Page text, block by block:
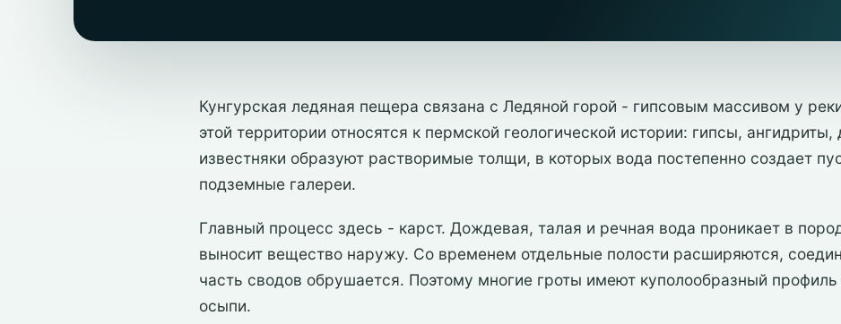
Кунгурская ледяная пещера связана с Ледяной горой - гипсовым массивом у
этой территории относятся к пермской геологической истории: гипсы,
известняки образуют растворимые толщи, в которых вода постепенно создает
подземные галереи.
Главный процесс здесь - карст. Дождевая, талая и речная вода проникает в
выносит вещество наружу. Со временем отдельные полости расширяются,
часть сводов обрушается. Поэтому многие гроты имеют куполообразный
осыпи.